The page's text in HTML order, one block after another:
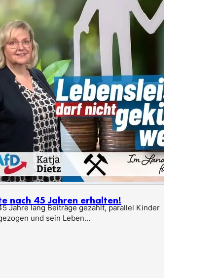
nach 45 Jahren erhalten!
Jahre lang Beiträge gezahlt, parallel Kinder
und sein Leben...